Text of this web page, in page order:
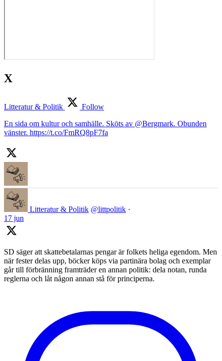
X
Litteratur & Politik
Follow
En sida om kultur och samhälle. Sköts av @Bergmark. Obunden
vänster. https://t.co/FmRQ8pF7fa
Litteratur & Politik @littpolitik ·
17 jun
SD säger att skattebetalarnas pengar är folkets heliga egendom. Men
när fester delas upp, böcker köps via partinära bolag och exemplar
går till förbränning framträder en annan politik: dela notan, runda
reglerna och låt någon annan stå för principerna.